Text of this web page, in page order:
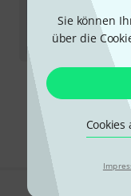
Sie können
über die589 €